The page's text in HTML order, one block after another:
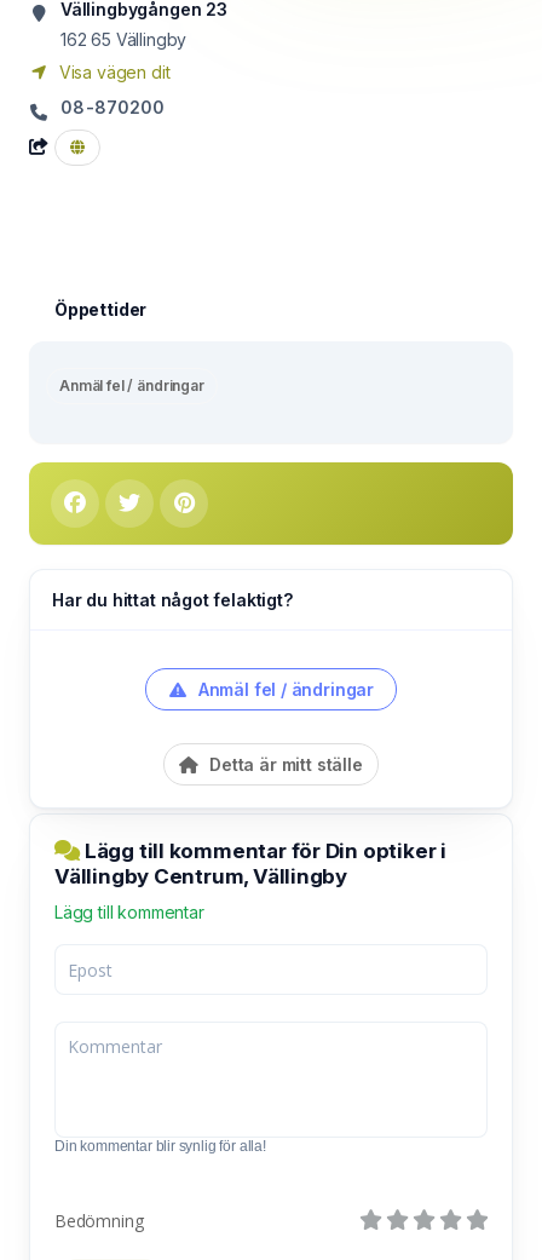
Vällingbygången 23
162 65 Vällingby
Visa vägen dit
08-870200
Öppettider
Anmäl fel / ändringar
Har du hittat något felaktigt?
Anmäl fel / ändringar
Detta är mitt ställe
Lägg till kommentar för Din optiker i
Vällingby Centrum, Vällingby
Lägg till kommentar
Din kommentar blir synlig för alla!
Bedömning